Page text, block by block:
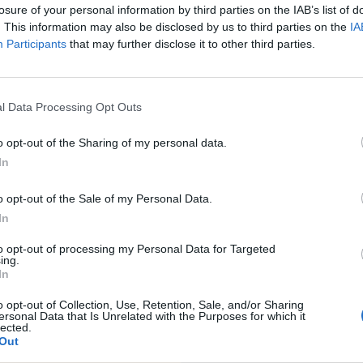
of your personal information by third parties on the IAB’s list of
This information may also be disclosed by us to third parties on the
Participants that may further disclose it to other third parties.
Data Processing Opt Outs
opt-out of the Sharing of my personal data.
opt-out of the Sale of my Personal Data.
opt-out of processing my Personal Data for Targeted
opt-out of Collection, Use, Retention, Sale, and/or Sharing
Data that Is Unrelated with the Purposes for which it
non va in ferie: ogni
per te
propone un appuntamento diverso ogni sera, tra
laboratori creativi, sfide musicali e burraco